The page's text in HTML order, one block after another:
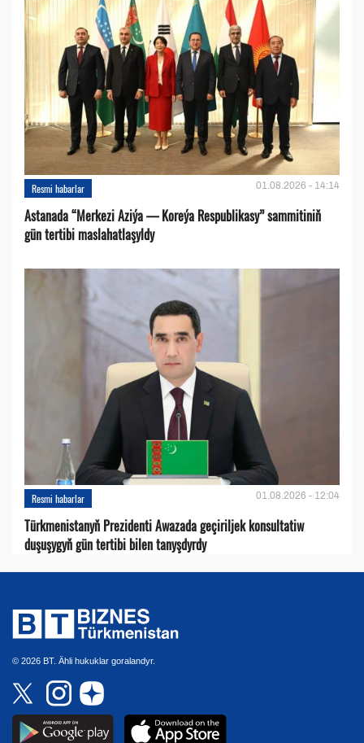
Resmi habarlar 01.08.2026 - 14:14
Astanada “Merkezi Aziýa — Koreýa Respublikasy” sammitiniň
gün tertibi maslahatlaşyldy
Resmi habarlar 01.08.2026 - 12:04
Türkmenistanyň Prezidenti Awazada geçiriljek konsultatiw
duşuşygyň gün tertibi bilen tanyşdyrdy
© 2026 BT. Ähli hukuklar goralandyr.